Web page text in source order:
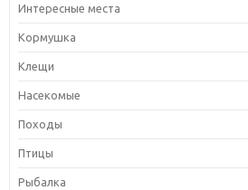
Интересные места
Кормушка
Клещи
Насекомые
Походы
Птицы
Рыбалка